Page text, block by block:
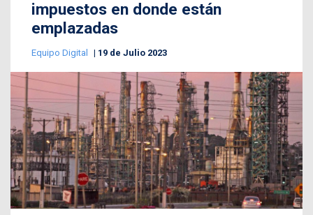
impuestos en donde están
emplazadas
Equipo Digital 19 de Julio 2023